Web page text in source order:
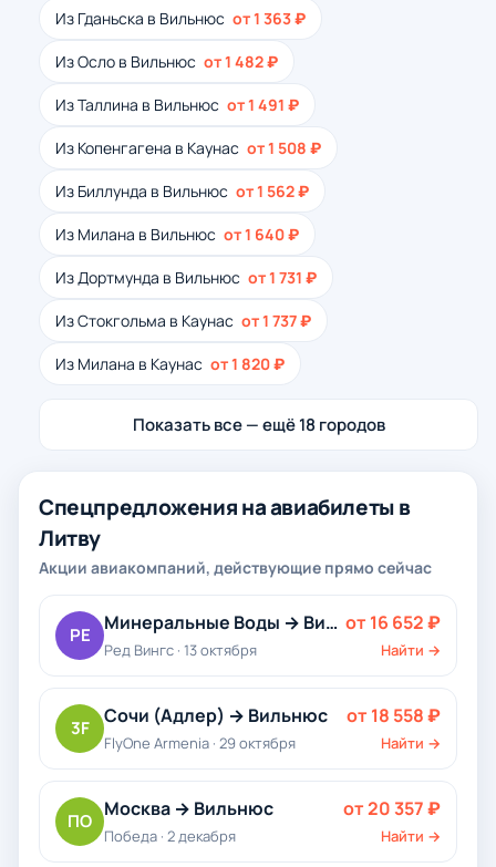
Из Гданьска в Вильнюс от 1 363 ₽
Из Осло в Вильнюс от 1 482 ₽
Из Таллина в Вильнюс от 1 491 ₽
Из Копенгагена в Каунас от 1 508 ₽
Из Биллунда в Вильнюс от 1 562 ₽
Из Милана в Вильнюс от 1 640 ₽
Из Дортмунда в Вильнюс от 1 731 ₽
Из Стокгольма в Каунас от 1 737 ₽
Из Милана в Каунас от 1 820 ₽
Показать все — ещё 18 городов
Спецпредложения на авиабилеты в
Литву
Акции авиакомпаний, действующие прямо сейчас
РЕ
Минеральные Воды → Вильнюс
Ред Вингс · 13 октября
от 16 652 ₽
Найти →
3F
Сочи (Адлер) → Вильнюс
FlyOne Armenia · 29 октября
от 18 558 ₽
Найти →
ПО
Москва → Вильнюс
Победа · 2 декабря
от 20 357 ₽
Найти →